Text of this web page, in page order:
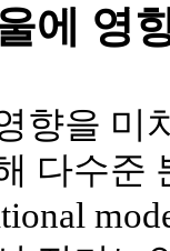
에 영
향을 미
다수준